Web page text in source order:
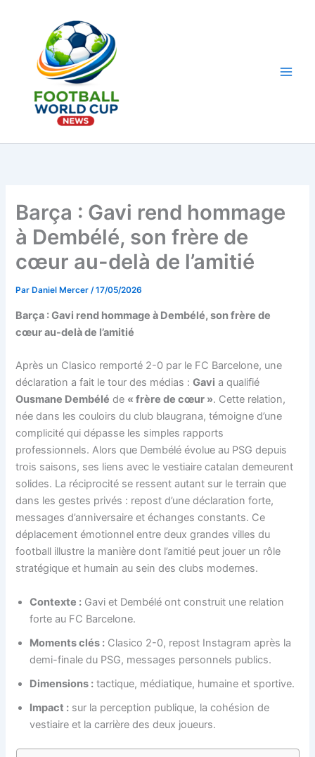
Barça : Gavi rend hommage
à Dembélé, son frère de
cœur au-delà de l’amitié
Par Daniel Mercer/17/05/2026
Barça : Gavi rend hommage à Dembélé, son frère de
cœur au-delà de l’amitié
Après un Clasico remporté 2-0 par le FC Barcelone, une
déclaration a fait le tour des médias :Gavi a qualifié
Ousmane Dembélé de « frère de cœur ». Cette relation,
née dans les couloirs du club blaugrana, témoigne d’une
complicité qui dépasse les simples rapports
professionnels. Alors que Dembélé évolue au PSG depuis
trois saisons, ses liens avec le vestiaire catalan demeurent
solides. La réciprocité se ressent autant sur le terrain que
dans les gestes privés : repost d’une déclaration forte,
messages d’anniversaire et échanges constants. Ce
déplacement émotionnel entre deux grandes villes du
football illustre la manière dont l’amitié peut jouer un rôle
stratégique et humain au sein des clubs modernes.
Contexte : Gavi et Dembélé ont construit une relation
forte au FC Barcelone.
Moments clés : Clasico 2-0, repost Instagram après la
demi-finale du PSG, messages personnels publics.
Dimensions : tactique, médiatique, humaine et sportive.
Impact : sur la perception publique, la cohésion de
vestiaire et la carrière des deux joueurs.